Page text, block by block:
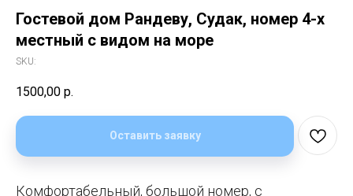
Гостевой дом Рандеву, Судак, номер 4-х
местный с видом на море
SKU:
1500,00 р.
Оставить заявку
Комфортабельный, большой номер, с